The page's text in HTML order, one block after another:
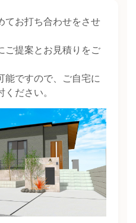
てお打ち合わせをさせ
ご提案とお見積りをご
能ですので、ご自宅に
ださい。